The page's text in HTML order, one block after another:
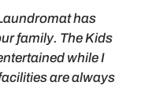
has
family. The Kids
while I
are always